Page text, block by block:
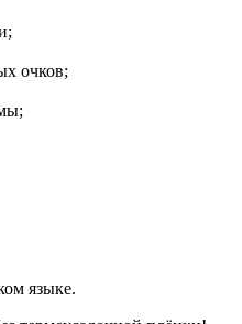
очков;
языке.